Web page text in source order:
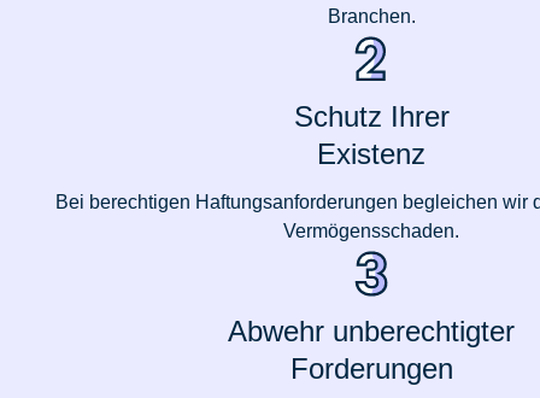
Branchen.
Schutz Ihrer
Existenz
Bei berechtigen Haftungsanforderungen begleichen wir
Vermögensschaden.
Abwehr unberechtigter
Forderungen